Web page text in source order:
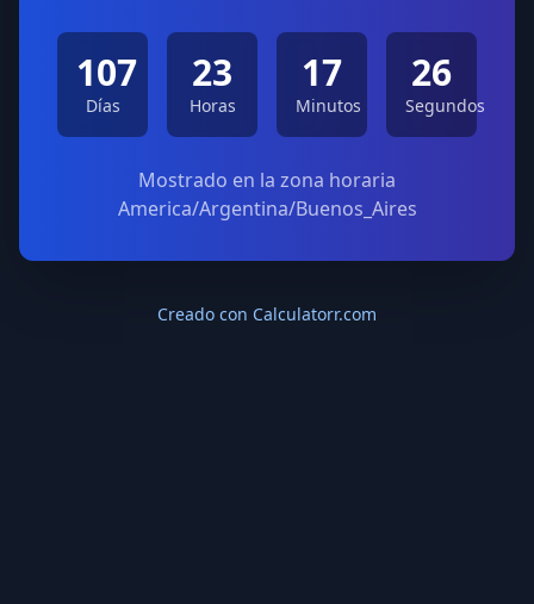
107
Días
23
Horas
17
Minutos
26
Segundos
Mostrado en la zona horaria
America/Argentina/Buenos_Aires
Creado con Calculatorr.com